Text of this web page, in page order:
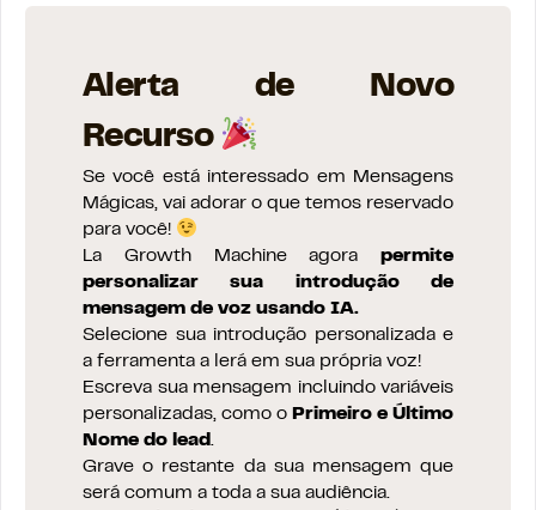
Alerta de Novo
Recurso
Se você está interessado em Mensagens
Mágicas, vai adorar o que temos reservado
para você!
La Growth Machine agora permite
personalizar sua introdução de
mensagem de voz usando IA.
Selecione sua introdução personalizada e
a ferramenta a lerá em sua própria voz!
Escreva sua mensagem incluindo variáveis
personalizadas, como o Primeiro e Último
Nome do lead .
Grave o restante da sua mensagem que
será comum a toda a sua audiência.